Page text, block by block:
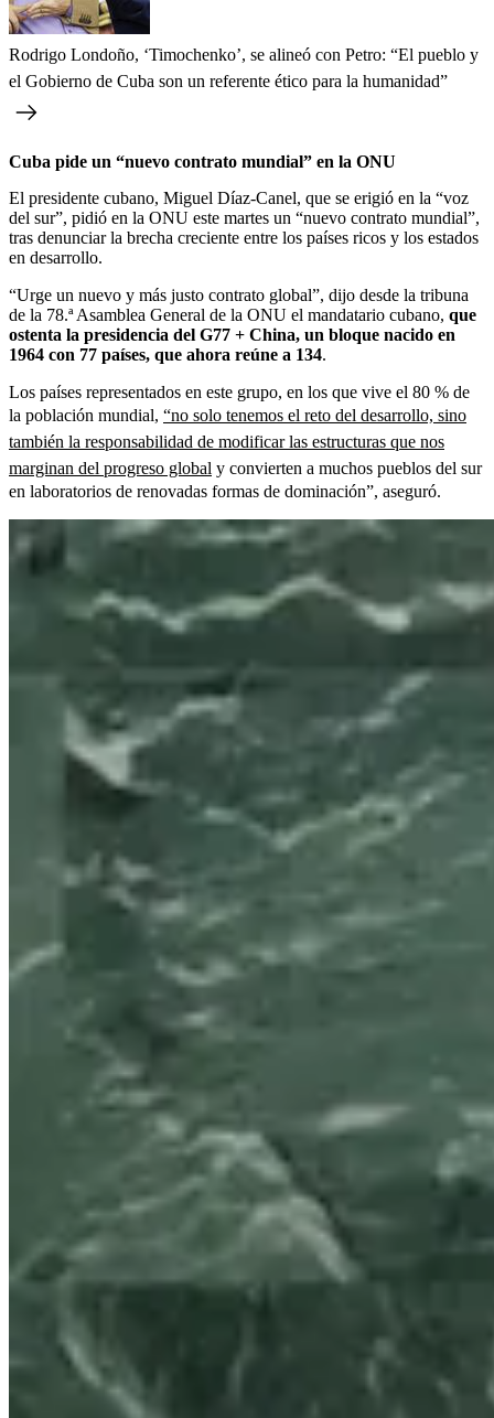
Rodrigo Londoño, ‘Timochenko’, se alineó con Petro: “El pueblo y
el Gobierno de Cuba son un referente ético para la humanidad”
Cuba pide un “nuevo contrato mundial” en la ONU
El presidente cubano, Miguel Díaz-Canel, que se erigió en la “voz
del sur”, pidió en la ONU este martes un “nuevo contrato mundial”,
tras denunciar la brecha creciente entre los países ricos y los estados
en desarrollo.
“Urge un nuevo y más justo contrato global”, dijo desde la tribuna
de la 78.ª Asamblea General de la ONU el mandatario cubano, que
ostenta la presidencia del G77 + China, un bloque nacido en
1964 con 77 países, que ahora reúne a 134.
Los países representados en este grupo, en los que vive el 80 % de
la población mundial, “no solo tenemos el reto del desarrollo, sino
también la responsabilidad de modificar las estructuras que nos
marginan del progreso global y convierten a muchos pueblos del sur
en laboratorios de renovadas formas de dominación”, aseguró.